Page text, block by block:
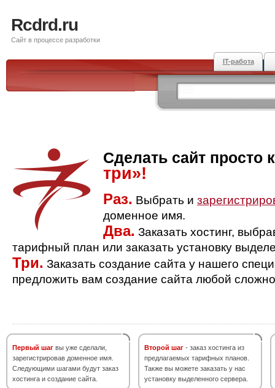
Rcdrd.ru
Сайт в процессе разработки
IT-работа
Сделать сайт просто
три»!
Раз. Выбрать и
доменное имя.
Два. Заказать хостинг,
тарифный план или заказать установку
Три. Заказать создание сайта у нашего
предложить вам создание сайта любой
Первый шаг вы уже сделали,
зарегистрировав доменное имя.
Следующими шагами будут заказ
хостинга и создание сайта.
Второй шаг - заказ хостинга из
предлагаемых тарифных планов.
Также вы можете заказать у нас
установку выделенного сервера.